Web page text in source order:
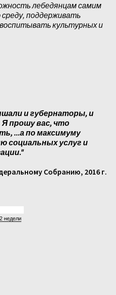
лебедянцам самим
поддерживать
культурных и
и губернаторы, и
прошу вас, что
...а по максимуму
социальных услуг и
Собранию, 2016 г.
недели